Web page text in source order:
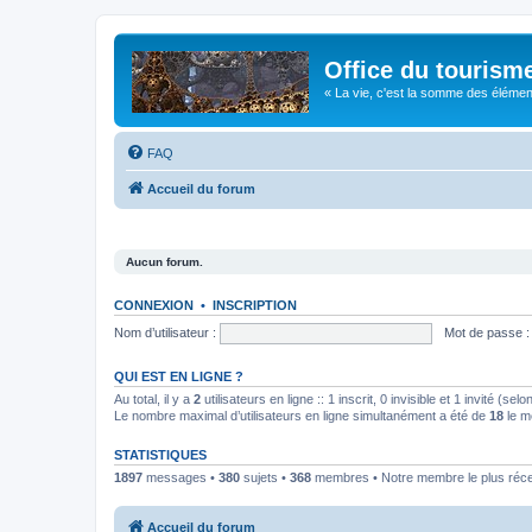
Office du
« La vie, c'est la somme des
FAQ
Accueil du forum
Aucun forum.
CONNEXION • INSCRIPTION
Nom d’utilisateur :
Mot de passe :
QUI EST EN LIGNE ?
Au total, il y a 2 utilisateurs en ligne :: 1 inscrit, 0 invisible et 1 invité
Le nombre maximal d’utilisateurs en ligne simultanément a été de 18 le
STATISTIQUES
1897 messages • 380 sujets • 368 membres • Notre membre le plus
Accueil du forum